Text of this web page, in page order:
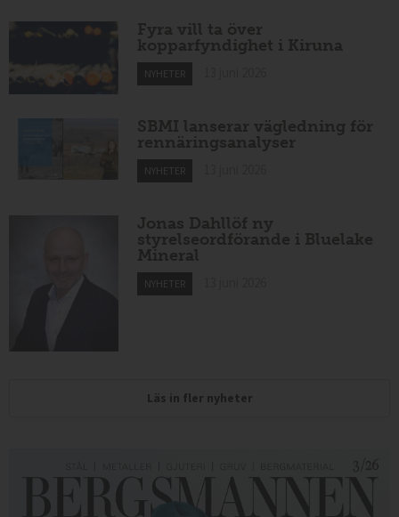
Fyra vill ta över
kopparfyndighet i Kiruna
NYHETER
SBMI lanserar vägledning för
rennäringsanalyser
NYHETER
Jonas Dahllöf ny
styrelseordförande i Bluelake
Mineral
NYHETER
Läs in fler nyheter